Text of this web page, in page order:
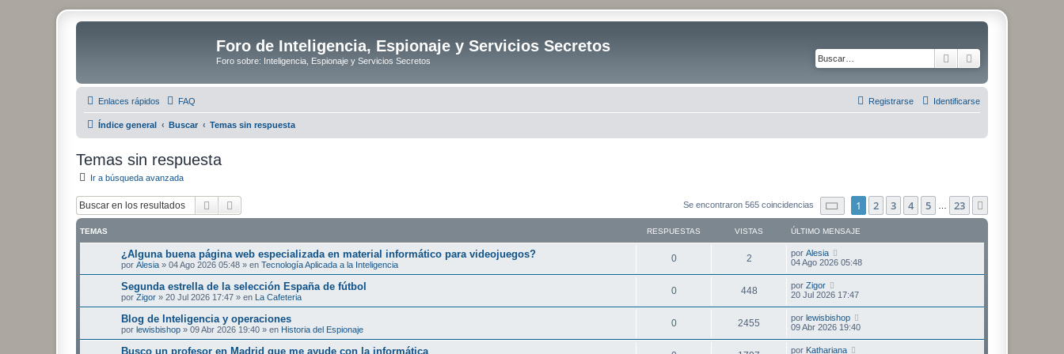
Foro de Inteligencia, Espionaje y Servicios Secretos
Foro sobre: Inteligencia, Espionaje y Servicios Secretos Buscar
Enlaces rápidos FAQ Identificarse
Registrarse
Índice general Buscar Temas sin respuesta
Temas sin respuesta
Ir a búsqueda avanzada
Buscar Se encontraron 565 coincidencias Página1 de 23
1 2 3 4 5 23
TEMAS RESPUESTAS VISTAS ÚLTIMO MENSAJE
¿Alguna buena página web especializada en material informático para videojuegos?
por Alesia » 04 Ago 2026 05:48 » en Tecnología Aplicada a la Inteligencia
0R
e
p
u
2V
i
t
a
Ú
l
m
o
m
e
n
s
a
por Alesia
04 Ago 2026 05:48
Segunda estrella de la selección España de fútbol
por Zigor » 20 Jul 2026 17:47 » en La Cafeteria
0R
e
p
448V
i
t
Ú
l
m
o
m
e
por Zigor
20 Jul 2026 17:47
Blog de Inteligencia y operaciones
por lewisbishop » 09 Abr 2026 19:40 » en Historia del Espionaje
0R
e
2455
i
Ú
l
por lewisbishop
09 Abr 2026 19:40
Busco un profesor en Madrid que me ayude con la informática
Ú
por Kathariana